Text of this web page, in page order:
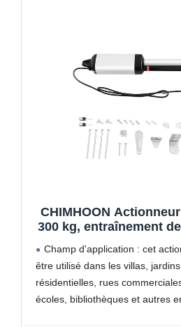
CHIMHOON
300 kg, entraînement
télécommande de
entraînement
pivotant à
Champ d'application : cet
être utilisé dans les villas,
résidentielles, rues
écoles, bibliothèques et autres